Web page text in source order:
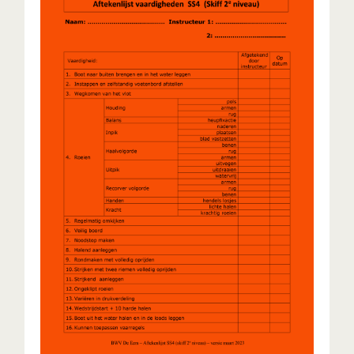
niveau
SS4 betekent Skiff 2e niveau, het niveau dat direct
volgt op SS3. Dit is het hoogste niveau van single
roeien.
UITLEG